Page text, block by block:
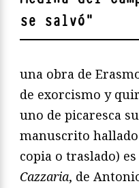
se salvó"
una obra de
de exorcismo y
uno de picaresca
manuscrito
copia o traslado)
Cazzaria, de